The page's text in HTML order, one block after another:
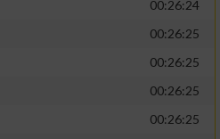
00:26:24
00:26:25
00:26:25
00:26:25
00:26:25